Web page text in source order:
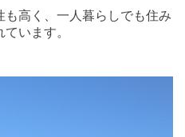
高く、一人暮らしでも住み
います。